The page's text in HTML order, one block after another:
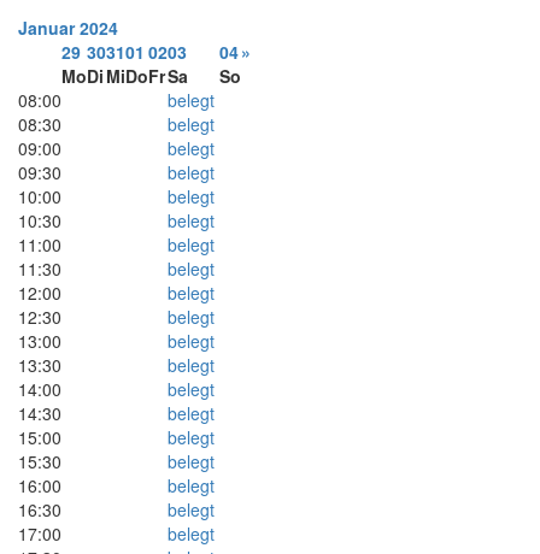
Januar 2024
29 303101 0203 04»
MoDi MiDoFrSa
So
08:00
belegt
08:30
belegt
09:00
belegt
09:30
belegt
10:00
belegt
10:30
belegt
11:00
belegt
11:30
belegt
12:00
belegt
12:30
belegt
13:00
belegt
13:30
belegt
14:00
belegt
14:30
belegt
15:00
belegt
15:30
belegt
16:00
belegt
16:30
belegt
17:00
belegt